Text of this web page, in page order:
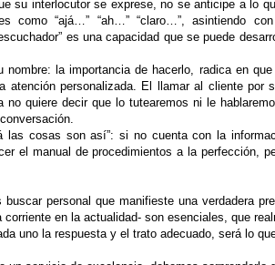
su interlocutor se exprese, no se anticipe a lo
como “ajá…” “ah…” “claro…”, asintiendo
es una capacidad que se puede
nombre: la importancia de hacerlo, radica en
atención personalizada. El llamar al cliente
no quiere decir que lo tutearemos ni le
las cosas son así”: si no cuenta con la
el manual de procedimientos a la perfección,
buscar personal que manifieste una verdadera
corriente en la actualidad- son esenciales, que
uno la respuesta y el trato adecuado, será lo